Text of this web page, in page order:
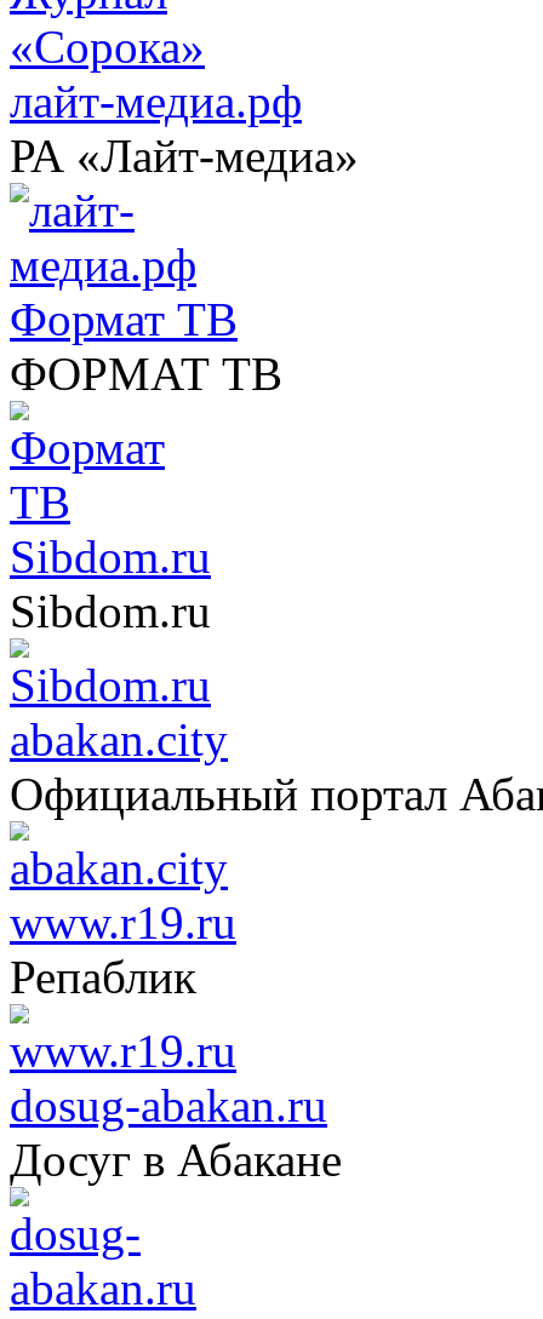
лайт-медиа.рф
РА «Лайт-медиа»
Формат ТВ
ФОРМАТ ТВ
Sibdom.ru
Sibdom.ru
abakan.city
Официальный портал
www.r19.ru
Репаблик
dosug-abakan.ru
Досуг в Абакане